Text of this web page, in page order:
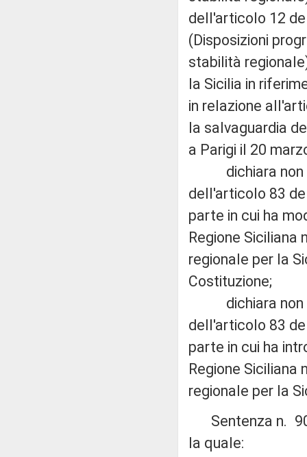
dell'articolo 12
(Disposizioni
stabilità
la Sicilia in
in relazione
la salvaguardia
a Parigi il 20
dichiara non
dell'articolo 83
parte in cui ha
Regione
regionale per la
Costituzione;
dichiara non
dell'articolo 83
parte in cui ha
Regione
regionale per la
Sentenza n. 90
la quale: